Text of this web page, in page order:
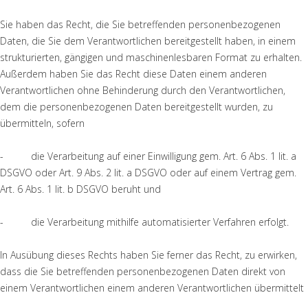
Sie haben das Recht, die Sie betreffenden personenbezogenen
Daten, die Sie dem Verantwortlichen bereitgestellt haben, in einem
strukturierten, gängigen und maschinenlesbaren Format zu erhalten.
Außerdem haben Sie das Recht diese Daten einem anderen
Verantwortlichen ohne Behinderung durch den Verantwortlichen,
dem die personenbezogenen Daten bereitgestellt wurden, zu
übermitteln, sofern
- die Verarbeitung auf einer Einwilligung gem. Art. 6 Abs. 1 lit. a
DSGVO oder Art. 9 Abs. 2 lit. a DSGVO oder auf einem Vertrag gem.
Art. 6 Abs. 1 lit. b DSGVO beruht und
- die Verarbeitung mithilfe automatisierter Verfahren erfolgt.
In Ausübung dieses Rechts haben Sie ferner das Recht, zu erwirken,
dass die Sie betreffenden personenbezogenen Daten direkt von
einem Verantwortlichen einem anderen Verantwortlichen übermittelt